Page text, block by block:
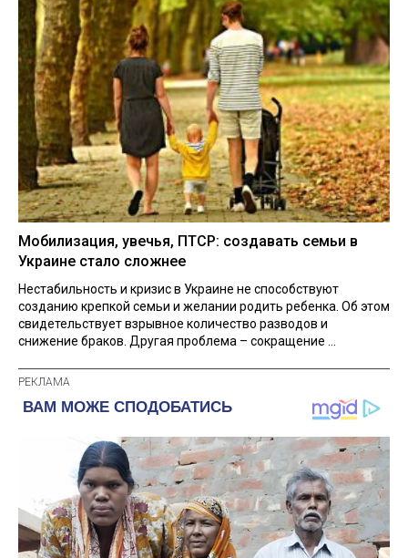
Мобилизация, увечья, ПТСР: создавать семьи в
Украине стало сложнее
Нестабильность и кризис в Украине не способствуют
созданию крепкой семьи и желании родить ребенка. Об этом
свидетельствует взрывное количество разводов и
снижение браков. Другая проблема – сокращение ...